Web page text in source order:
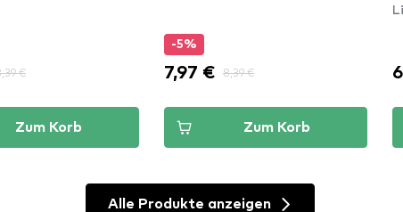
€
Zum Korb
-5%
7,97 € 8,39 €
Zum Korb
Alle Produkte anzeigen